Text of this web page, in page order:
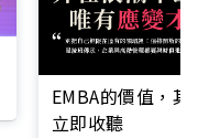
EMBA的價值，
立即收聽